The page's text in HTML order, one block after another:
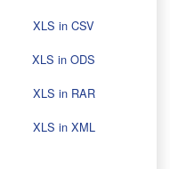
XLS in CSV
XLS in ODS
XLS in RAR
XLS in XML